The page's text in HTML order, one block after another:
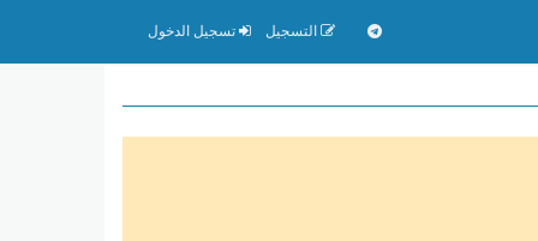
التسجيل تسجيل الدخول